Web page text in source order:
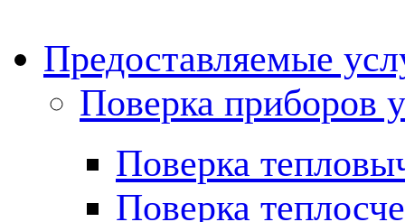
Предоставляемые
Поверка приборов
Поверка
Поверка